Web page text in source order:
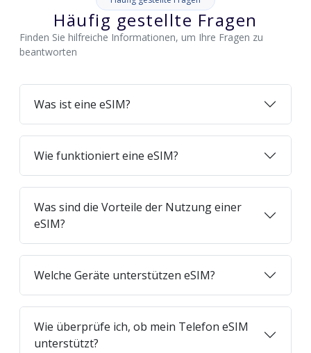
Häufig gestellte Fragen
Finden Sie hilfreiche Informationen, um Ihre Fragen zu
beantworten
Was ist eine eSIM?
Wie funktioniert eine eSIM?
Was sind die Vorteile der Nutzung einer
eSIM?
Welche Geräte unterstützen eSIM?
Wie überprüfe ich, ob mein Telefon eSIM
unterstützt?